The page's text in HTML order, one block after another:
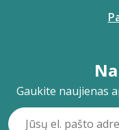
Gaukite naujienas